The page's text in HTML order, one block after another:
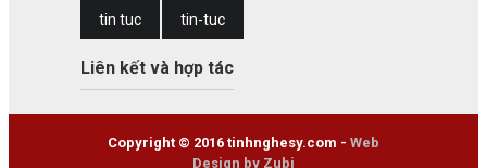
tin tuc tin-tuc
Liên kết và hợp tác
Copyright © 2016 tinhnghesy.com - Web
Design by Zubi